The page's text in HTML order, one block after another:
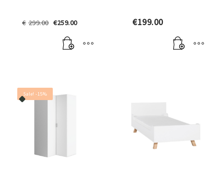
€ 299.00 Original
was:
€299.00.
€259.00Current
€259.00.
€199.00
Sale! -15%